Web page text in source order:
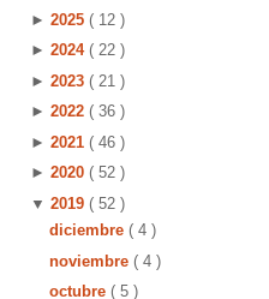
► 2025 ( 12 )
► 2024 ( 22 )
► 2023 ( 21 )
► 2022 ( 36 )
► 2021 ( 46 )
► 2020 ( 52 )
▼ 2019 ( 52 )
diciembre ( 4 )
noviembre ( 4 )
octubre ( 5 )